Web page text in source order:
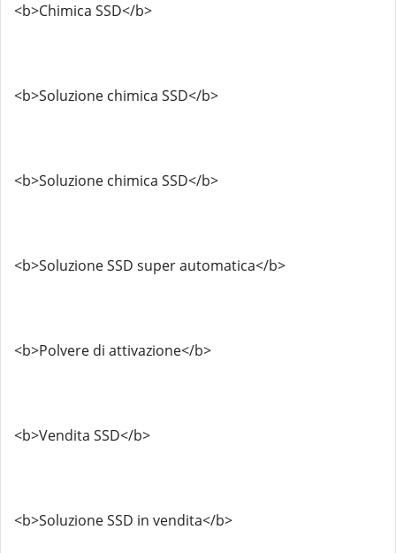
<b>Chimica SSD</b>
<b>Soluzione chimica SSD</b>
<b>Soluzione chimica SSD</b>
<b>Soluzione SSD super automatica</b>
<b>Polvere di attivazione</b>
<b>Vendita SSD</b>
<b>Soluzione SSD in vendita</b>